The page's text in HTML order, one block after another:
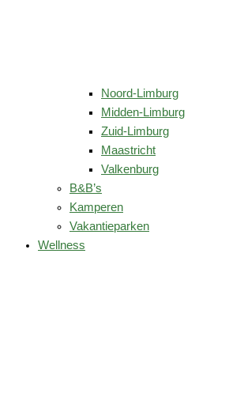
Noord-Limburg
Midden-Limburg
Zuid-Limburg
Maastricht
Valkenburg
B&B’s
Kamperen
Vakantieparken
Wellness